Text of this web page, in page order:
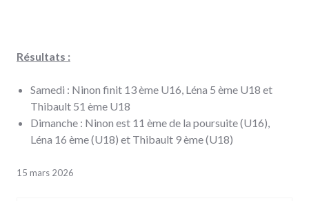
Résultats :
Samedi : Ninon finit 13 ème U16, Léna 5 ème U18 et
Thibault 51 ème U18
Dimanche : Ninon est 11 ème de la poursuite (U16),
Léna 16 ème (U18) et Thibault 9 ème (U18)
15 mars 2026